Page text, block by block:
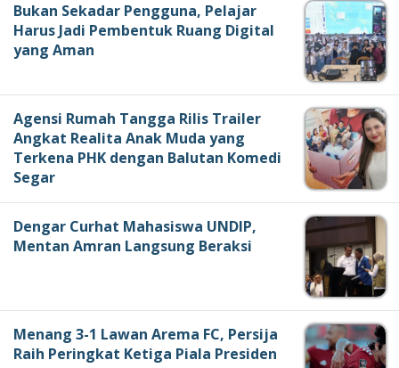
Bukan Sekadar Pengguna, Pelajar
Harus Jadi Pembentuk Ruang Digital
yang Aman
Agensi Rumah Tangga Rilis Trailer
Angkat Realita Anak Muda yang
Terkena PHK dengan Balutan Komedi
Segar
Dengar Curhat Mahasiswa UNDIP,
Mentan Amran Langsung Beraksi
Menang 3-1 Lawan Arema FC, Persija
Raih Peringkat Ketiga Piala Presiden